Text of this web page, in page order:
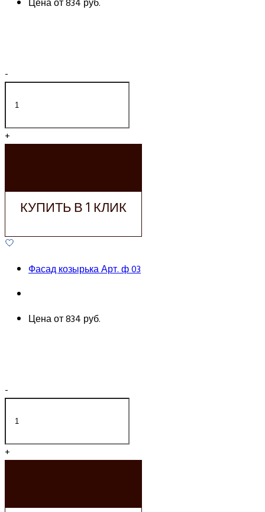
-
+
КУПИТЬ В 1 КЛИК
Фасад козырька Арт. ф 03
Цена от834 руб.
-
+